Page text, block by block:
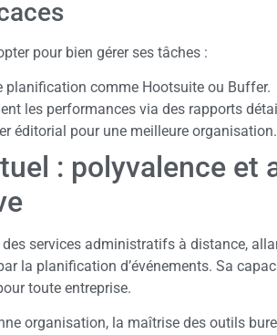
pour bien gérer ses tâches :
planification comme Hootsuite ou Buffer.
les performances via des rapports
éditorial pour une meilleure organisation.
: polyvalence et
services administratifs à distance,
la planification d’événements. Sa
toute entreprise.
organisation, la maîtrise des outils